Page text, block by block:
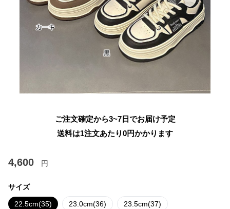
ご注文確定から3~7日でお届け予定
送料は1注文あたり0円かかります
4,600 円
サイズ
22.5cm(35) 23.0cm(36) 23.5cm(37)